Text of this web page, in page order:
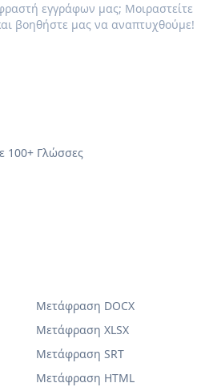
εγγράφων μας; Μοιραστείτε
βοηθήστε μας να αναπτυχθούμε!
100+ Γλώσσες
Μετάφραση DOCX
Μετάφραση XLSX
Μετάφραση SRT
Μετάφραση HTML